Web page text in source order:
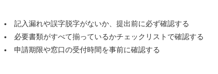
記入漏れや誤字脱字がないか、提出前に必ず確認する
必要書類がすべて揃っているかチェックリストで確認する
申請期限や窓口の受付時間を事前に確認する